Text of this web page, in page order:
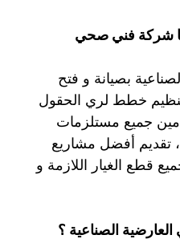
شركة فني صحي
بصيانة و فتح
خطط لري الحقول
جميع مستلزمات
تقديم أفضل مشاريع
قطع الغيار اللازمة و
الصناعية ؟